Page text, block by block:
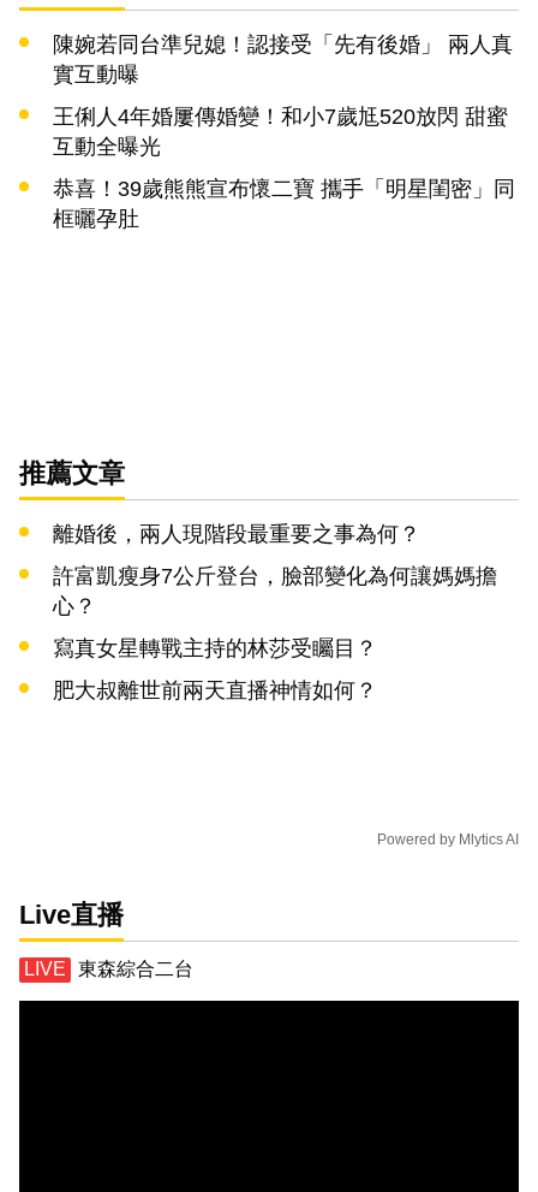
陳婉若同台準兒媳！認接受「先有後婚」 兩人真
實互動曝
王俐人4年婚屢傳婚變！和小7歲尪520放閃 甜蜜
互動全曝光
恭喜！39歲熊熊宣布懷二寶 攜手「明星閨密」同
框曬孕肚
推薦文章
離婚後，兩人現階段最重要之事為何？
許富凱瘦身7公斤登台，臉部變化為何讓媽媽擔
心？
寫真女星轉戰主持的林莎受矚目？
肥大叔離世前兩天直播神情如何？
Powered by Mlytics AI
Live直播
東森綜合二台